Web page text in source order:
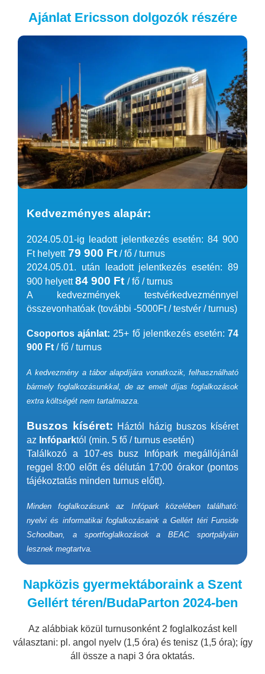
Ajánlat Ericsson dolgozók részére
Kedvezményes alapár:
2024.05.01-ig leadott jelentkezés esetén: 84 900
Ft helyett79 900 Ft / fő / turnus
2024.05.01. után leadott jelentkezés esetén: 89
900 helyett84 900 Ft / fő / turnus
A kedvezmények testvérkedvezménnyel
összevonhatóak (további -5000Ft / testvér / turnus)
Csoportos ajánlat: 25+ fő jelentkezés esetén:74
900 Ft / fő / turnus
A kedvezmény a tábor alapdíjára vonatkozik, felhasználható
bármely foglalkozásunkkal, de az emelt díjas foglalkozások
extra költségét nem tartalmazza.
Buszos kíséret: Háztól házig buszos kíséret
az Infóparktól (min. 5 fő / turnus esetén)
Találkozó a 107-es busz Infópark megállójánál
reggel 8:00 előtt és délután 17:00 órakor (pontos
tájékoztatás minden turnus előtt).
Minden foglalkozásunk az Infópark közelében található:
nyelvi és informatikai foglalkozásaink a Gellért téri Funside
Schoolban, a sportfoglalkozások a BEAC sportpályáin
lesznek megtartva.
Napközis gyermektáboraink a Szent
Gellért téren/BudaParton 2024-ben
Az alábbiak közül turnusonként 2 foglalkozást kell
választani: pl. angol nyelv (1,5 óra) és tenisz (1,5 óra); így
áll össze a napi 3 óra oktatás.